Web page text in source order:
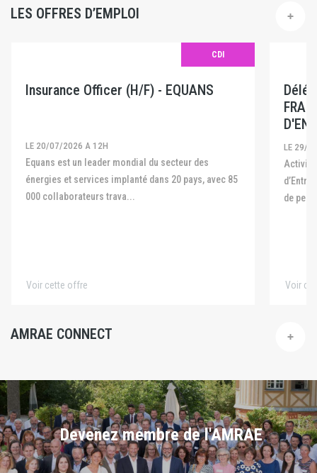
LES OFFRES D’EMPLOI
CDI
Insurance Officer (H/F) - EQUANS
LE 20/07/2026 A 12H
Equans est un leader mondial du secteur des
énergies et services implanté dans 20 pays, avec 85
000 collaborateurs trava...
Voir cette offre
LE 29/
Activité La Fédération Française des Captives
de
Voir
AMRAE CONNECT
Devenez membre de l'AMRAE